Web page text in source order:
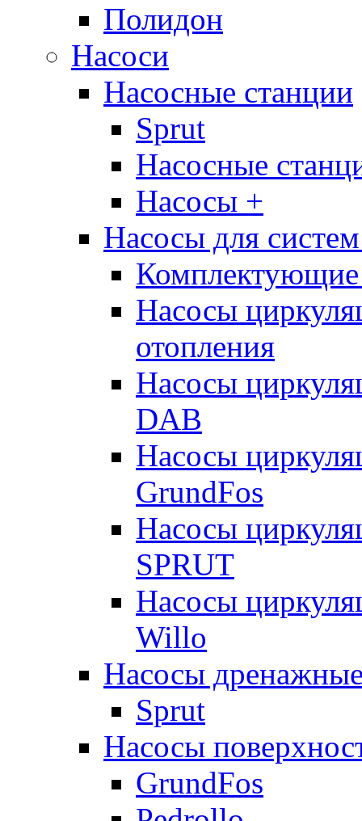
Полидон
Насоси
Насосные станции
Sprut
Насосные
Насосы +
Насосы для
Комплектующие
Насосы
отопления
Насосы
DAB
Насосы
GrundFos
Насосы
SPRUT
Насосы
Willo
Насосы
Sprut
Насосы
GrundFos